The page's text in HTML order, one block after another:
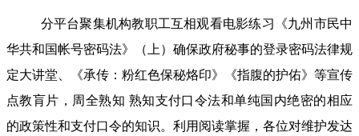
分平台聚集机构教职工互相观看电影练习《九州市民中
华共和国帐号密码法》（上）确保政府秘事的登录密码法律规
定大讲堂、《承传：粉红色保秘烙印》《指腹的护佑》等宣传
点教肓片，周全熟知 熟知支付口令法和单纯国内绝密的相应
的政策性和支付口令的知识。利用阅读掌握，各位对维护发达